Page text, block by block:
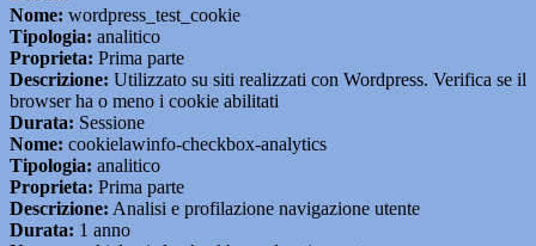
Nome: wordpress_test_cookie
Tipologia: analitico
Proprieta: Prima parte
Descrizione: Utilizzato su siti realizzati con Wordpress. Verifica se il
browser ha o meno i cookie abilitati
Durata: Sessione
Nome: cookielawinfo-checkbox-analytics
Tipologia: analitico
Proprieta: Prima parte
Descrizione: Analisi e profilazione navigazione utente
Durata: 1 anno